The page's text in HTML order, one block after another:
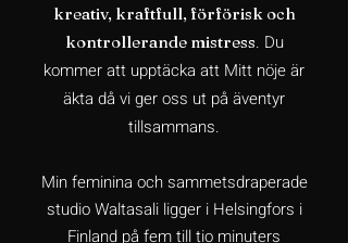
kreativ, kraftfull, förförisk och
kontrollerande mistress. Du
kommer att upptäcka att Mitt nöje är
äkta då vi ger oss ut på äventyr
tillsammans.
Min feminina och sammetsdraperade
studio Waltasali ligger i Helsingfors i
Finland på fem till tio minuters